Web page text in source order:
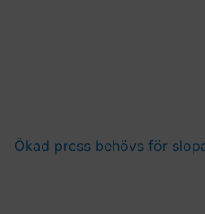
Ökad press behövs för